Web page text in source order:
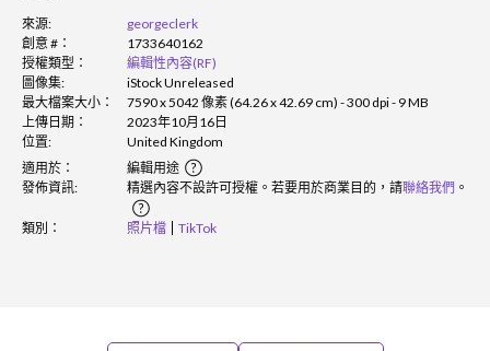
來源:
georgeclerk
創意 #：
1733640162
授權類型：
編輯性內容(RF)
圖像集:
iStock Unreleased
最大檔案大小：
7590 x 5042 像素 (64.26 x 42.69 cm) - 300 dpi - 9 MB
上傳日期：
2023年10月16日
位置:
United Kingdom
適用於：
編輯用途
發佈資訊:
精選內容不設許可授權。若要用於商業目的，請聯絡我們 。
類別： 照片檔 TikTok